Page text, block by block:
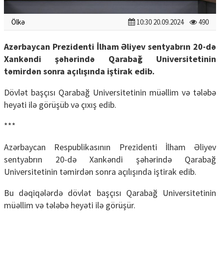
Ölkə 10:30 20.09.2024 490
Azərbaycan Prezidenti İlham Əliyev sentyabrın 20-də
Xankəndi şəhərində Qarabağ Universitetinin
təmirdən sonra açılışında iştirak edib.
Dövlət başçısı Qarabağ Universitetinin müəllim və tələbə
heyəti ilə görüşüb və çıxış edib.
***
Azərbaycan Respublikasının Prezidenti İlham Əliyev
sentyabrın 20-də Xankəndi şəhərində Qarabağ
Universitetinin təmirdən sonra açılışında iştirak edib.
Bu dəqiqələrdə dövlət başçısı Qarabağ Universitetinin
müəllim və tələbə heyəti ilə görüşür.